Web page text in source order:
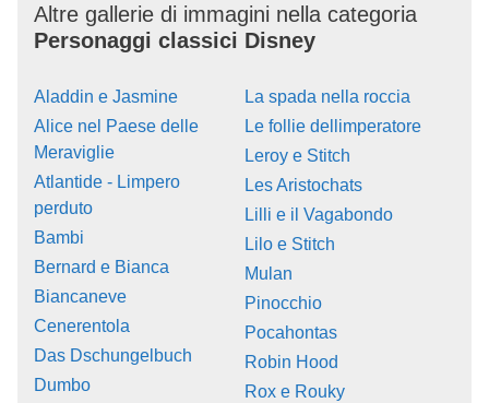
Altre gallerie di immagini nella categoria
Personaggi classici Disney
Aladdin e Jasmine
Alice nel Paese delle
Meraviglie
Atlantide - Limpero
perduto
Bambi
Bernard e Bianca
Biancaneve
Cenerentola
Das Dschungelbuch
Dumbo
La spada nella roccia
Le follie dellimperatore
Leroy e Stitch
Les Aristochats
Lilli e il Vagabondo
Lilo e Stitch
Mulan
Pinocchio
Pocahontas
Robin Hood
Rox e Rouky